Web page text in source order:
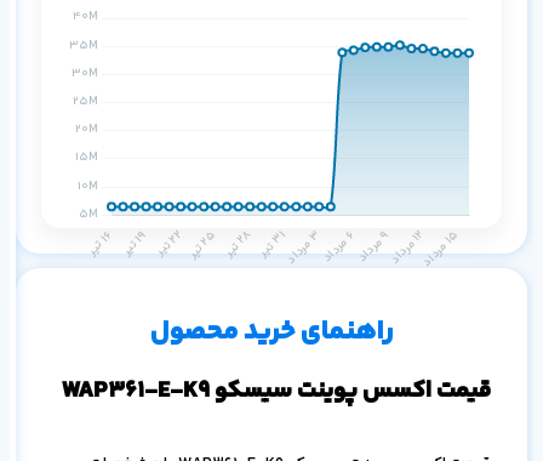
راهنمای خرید محصول
قیمت اکسس پوینت سیسکو WAP361-E-K9